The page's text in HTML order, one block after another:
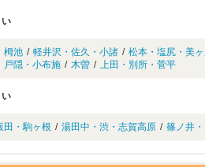
栂池 / 軽井沢・佐久・小諸 / 松本・塩尻・美
戸隠・小布施 / 木曽 / 上田・別所・菅平
田・駒ヶ根 / 湯田中・渋・志賀高原 / 篠ノ井